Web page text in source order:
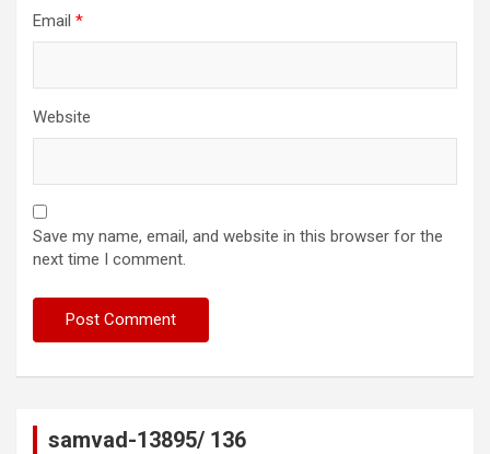
Email *
Website
Save my name, email, and website in this browser for the
next time I comment.
samvad-13895/ 136